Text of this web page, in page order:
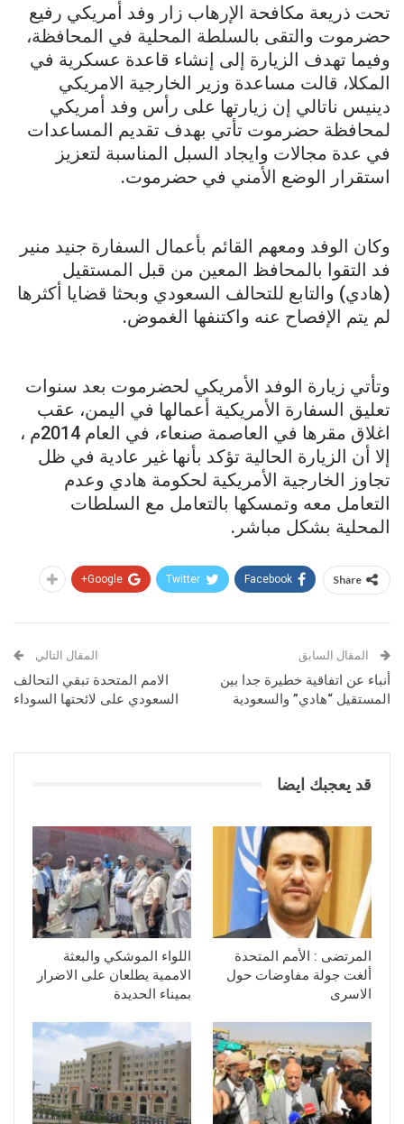
تحت ذريعة مكافحة الإرهاب زار وفد أمريكي رفيع
حضرموت والتقى بالسلطة المحلية في المحافظة،
وفيما تهدف الزيارة إلى إنشاء قاعدة عسكرية في
المكلا، قالت مساعدة وزير الخارجية الامريكي
دينيس ناتالي إن زيارتها على رأس وفد أمريكي
لمحافظة حضرموت تأتي بهدف تقديم المساعدات
في عدة مجالات وايجاد السبل المناسبة لتعزيز
استقرار الوضع الأمني في حضرموت.
وكان الوفد ومعهم القائم بأعمال السفارة جنيد منير
فد التقوا بالمحافظ المعين من قبل المستقيل
(هادي) والتابع للتحالف السعودي وبحثا قضايا أكثرها
لم يتم الإفصاح عنه واكتنفها الغموض.
وتأتي زيارة الوفد الأمريكي لحضرموت بعد سنوات
تعليق السفارة الأمريكية أعمالها في اليمن، عقب
اغلاق مقرها في العاصمة صنعاء، في العام 2014م ،
إلا أن الزيارة الحالية تؤكد بأنها غير عادية في ظل
تجاوز الخارجية الأمريكية لحكومة هادي وعدم
التعامل معه وتمسكها بالتعامل مع السلطات
المحلية بشكل مباشر.
Share
Facebook
Twitter
Google+
المقال السابق
أنباء عن اتفاقية خطيرة جدا بين
المستقيل “هادي” والسعودية
المقال التالي
الامم المتحدة تبقي التحالف
السعودي على لائحتها السوداء
قد يعجبك ايضا
المرتضى : الأمم المتحدة
ألغت جولة مفاوضات حول
الاسرى
اللواء الموشكي والبعثة
الاممية يطلعان على الاضرار
بميناء الحديدة